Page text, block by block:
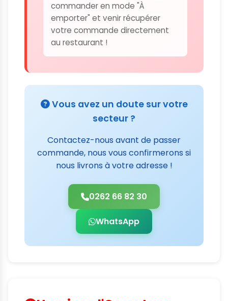
commander en mode "À
emporter" et venir récupérer
votre commande directement
au restaurant !
Vous avez un doute sur votre
secteur ?
Contactez-nous avant de passer
commande, nous vous confirmerons si
nous livrons à votre adresse !
0262 66 82 30
WhatsApp